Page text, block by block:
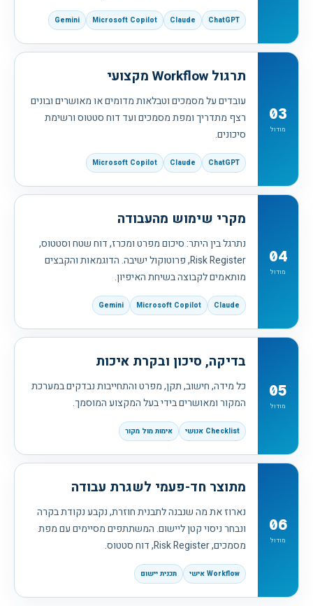
ChatGPT
Claude
Microsoft Copilot
Gemini
03
מודול
תרגול Workflow מקצועי
עובדים על מסמכים וטבלאות מדומים או מאושרים ובונים
רצף מתדריך ומפת מסמכים ועד דוח סטטוס ורשימת
סיכונים.
ChatGPT
Claude
Microsoft Copilot
04
מודול
מקרי שימוש מהעבודה
נתרגל בין היתר: סיכום מפרט ומכרז, דוח שטח וסטטוס,
Risk Register, פרוטוקול ישיבה. הדוגמאות והקבצים
מותאמים לקבוצה בשיחת האיפיון.
Claude
Microsoft Copilot
Gemini
05
מודול
בדיקה, סיכון ובקרת איכות
כל מידה, חישוב, תקן, מפרט והתחייבות נבדקים במערכת
המקור ומאושרים בידי בעל המקצוע המוסמך.
Checklist אנושי אימות מול מקור
06
מודול
מתוצר חד-פעמי לשגרת עבודה
נארוז את מה שנבנה לתבנית חוזרת, נקבע נקודת בקרה
ונבחר ניסוי קטן ליישום. המשתתפים מסיימים עם מפת
מסמכים, Risk Register, דוח סטטוס.
Workflow אישי תכנית יישום